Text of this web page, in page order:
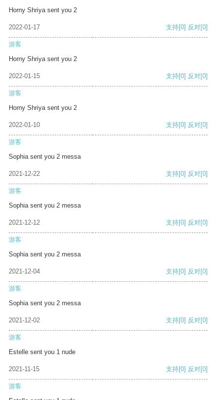
Horny Shriya sent you 2
2022-01-17 支持[0] 反对[0]
游客
Horny Shriya sent you 2
2022-01-15 支持[0] 反对[0]
游客
Horny Shriya sent you 2
2022-01-10 支持[0] 反对[0]
游客
Sophia sent you 2 messa
2021-12-22 支持[0] 反对[0]
游客
Sophia sent you 2 messa
2021-12-12 支持[0] 反对[0]
游客
Sophia sent you 2 messa
2021-12-04 支持[0] 反对[0]
游客
Sophia sent you 2 messa
2021-12-02 支持[0] 反对[0]
游客
Estelle sent you 1 nude
2021-11-15 支持[0] 反对[0]
游客